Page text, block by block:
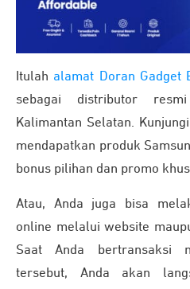
Itulah alamat Doran Gadget
sebagai distributor
Kalimantan Selatan.
mendapatkan produk
bonus pilihan dan promo
Atau, Anda juga bisa
online melalui website
Saat Anda bertransaksi
tersebut, Anda akan